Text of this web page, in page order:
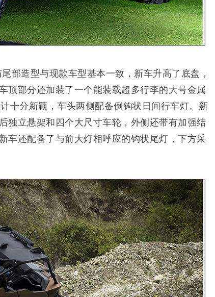
部造型与现款车型基本一致，新车升高了底盘，
顶部分还加装了一个能装载超多行李的大号金属
十分新颖，车头两侧配备倒钩状日间行车灯。新
独立悬架和四个大尺寸车轮，外侧还带有加强结
车还配备了与前大灯相呼应的钩状尾灯，下方采